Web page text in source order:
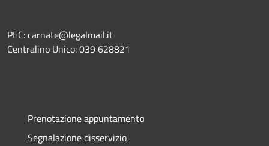
PEC: carnate@legalmail.it
Centralino Unico: 039 628821
Prenotazione appuntamento
Segnalazione disservizio